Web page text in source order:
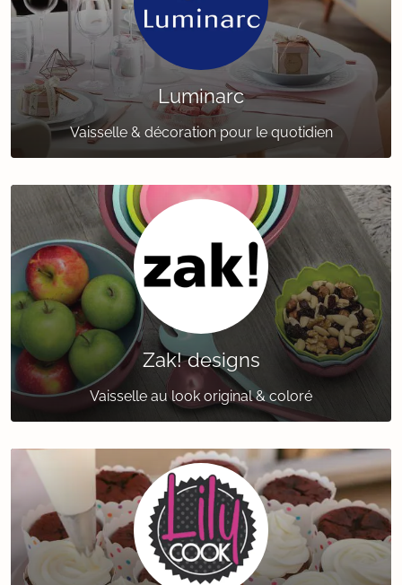
Luminarc
Vaisselle & décoration pour le quotidien
Zak! designs
Vaisselle au look original & coloré